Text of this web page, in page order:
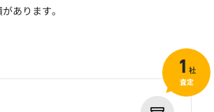
あります。
1 社
査定